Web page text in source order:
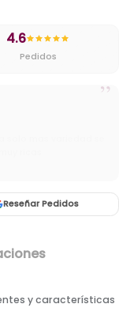
4.6
Pedidos
”
Reseñar Pedidos
y características